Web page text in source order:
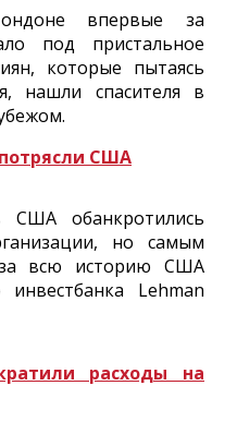
впервые за
под пристальное
которые пытаясь
нашли спасителя в
США
обанкротились
но самым
всю историю США
инвестбанка Lehman
расходы на